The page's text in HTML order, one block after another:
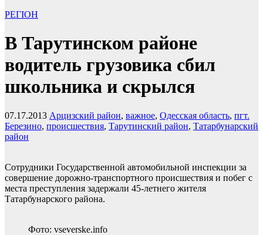
РЕГІОН
В Тарутинском районе
водитель грузовика сбил
школьника и скрылся
07.17.2013 Арцизский район, важное, Одесская область, пгт.
Березино, происшествия, Тарутинский район, Татарбунарский
район
Сотрудники Государственной автомобильной инспекции за
совершение дорожно-транспортного происшествия и побег с
места преступления задержали 45-летнего жителя
Татарбунарского района.
Фото: vseverske.info